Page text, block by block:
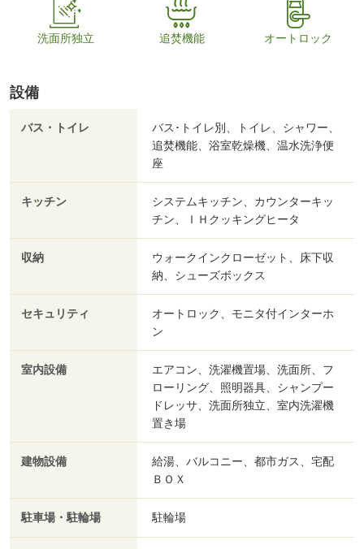
洗面所独立 追焚機能 オートロック
設備
バス・トイレ
バス･トイレ別、トイレ、シャワー、
追焚機能、浴室乾燥機、温水洗浄便
座
キッチン
システムキッチン、カウンターキッ
チン、ＩＨクッキングヒータ
収納
ウォークインクローゼット、床下収
納、シューズボックス
セキュリティ
オートロック、モニタ付インターホ
ン
室内設備
エアコン、洗濯機置場、洗面所、フ
ローリング、照明器具、シャンプー
ドレッサ、洗面所独立、室内洗濯機
置き場
建物設備
給湯、バルコニー、都市ガス、宅配
ＢＯＸ
駐車場・駐輪場 駐輪場